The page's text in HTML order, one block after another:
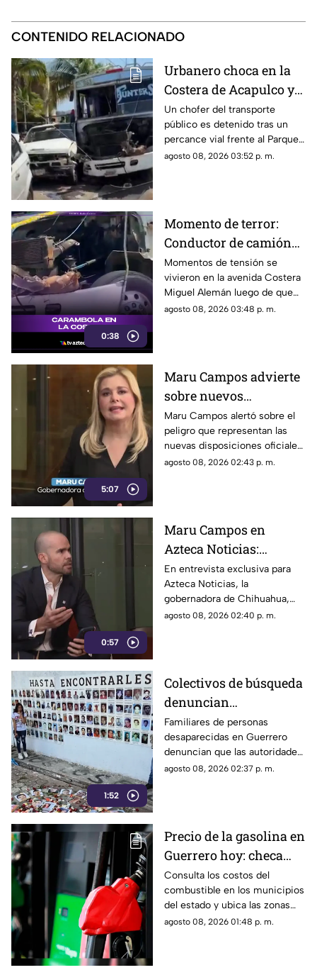
CONTENIDO RELACIONADO
Urbanero choca en la
Costera de Acapulco y
ocasiona severos
daños
Un chofer del transporte
público es detenido tras un
percance vial frente al Parque
de la Reina.
agosto 08, 2026 03:52 p. m.
0:38
Momento de terror:
Conductor de camión
urbano pierde el
control y choca contra
autos en plena Costera
Miguel Alemán
Momentos de tensión se
vivieron en la avenida Costera
Miguel Alemán luego de que
un camión urbano se estrellara
agosto 08, 2026 03:48 p. m.
5:07
Maru Campos advierte
sobre nuevos
lineamientos: Alerta
que buscan sancionar a
medios críticos y
limitar la libertad de
Maru Campos alertó sobre el
peligro que representan las
nuevas disposiciones oficiales,
las cuales podrían utilizarse
agosto 08, 2026 02:43 p. m.
0:57
Maru Campos en
Azteca Noticias:
Advierte que nuevos
lineamientos del
Gobierno Federal
amenazan la libertad
En entrevista exclusiva para
Azteca Noticias, la
gobernadora de Chihuahua,
Maru Campos, alzó la voz
expresión.
agosto 08, 2026 02:40 p. m.
1:52
Colectivos de búsqueda
denuncian
restricciones para
ingresar a la sierra de
Chilpancingo
Familiares de personas
desaparecidas en Guerrero
denuncian que las autoridades
les negaron el
difusión.
agosto 08, 2026 02:37 p. m.
Precio de la gasolina en
Guerrero hoy: checa
cuánto cuestan los
litros
Consulta los costos del
combustible en los municipios
del estado y ubica las zonas
con las tarifas más accesibles
agosto 08, 2026 01:48 p. m.